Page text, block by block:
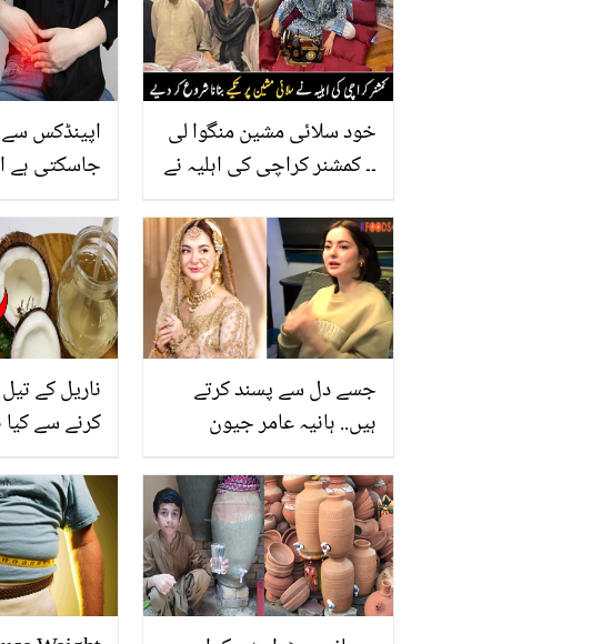
اپینڈکس
جاسکتی ہے
پہلے کی
خطرے سے
خود سلائی مشین منگوا لی
۔۔ کمشنر کراچی کی اہلیہ نے
سینا شروع کر دیے، دیکھیے
ناریل کے
کرنے سے کیا
حیرت انگیز
جسے دل سے پسند کرتے
ہیں.. ہانیہ عامر جیون
پر بول پڑیں